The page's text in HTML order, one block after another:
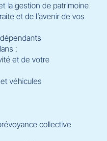
la gestion de patrimoine
et de l’avenir de vos
:
et de votre
véhicules
collective